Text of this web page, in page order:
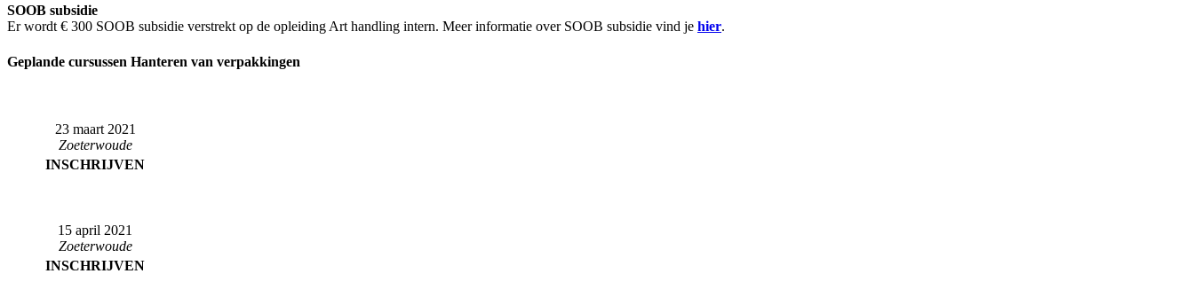
SOOB subsidie
Er wordt € 300 SOOB subsidie verstrekt op de opleiding Art handling intern. Meer informatie over SOOB subsidie vind je hier.
Geplande cursussen Hanteren van verpakkingen
23 maart 2021
Zoeterwoude
INSCHRIJVEN
15 april 2021
Zoeterwoude
INSCHRIJVEN